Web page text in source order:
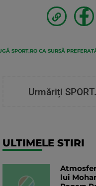
SPORT.RO CA SURSĂ
Urmăriți
ULTIMELE STIRI
lui